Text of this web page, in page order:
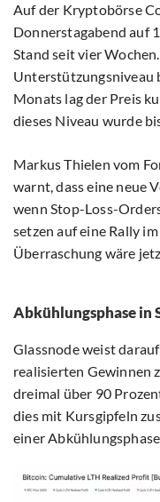
Auf der Kryptobörse
Donnerstagabend auf
Stand seit vier
Unterstützungsniveau
Monats lag der Preis
dieses Niveau wurde
Markus Thielen vom
warnt, dass eine neue
wenn Stop-Loss-
setzen auf eine Rally
Überraschung wäre
Abkühlungsphase in
Glassnode weist
realisierten Gewinnen
dreimal über 90
dies mit Kursgipfeln
einer